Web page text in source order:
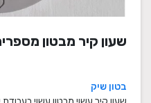
שעון קיר מבטון
בטון שיק